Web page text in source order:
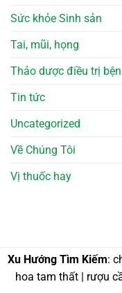
Sức khỏe Sinh sản
Tai, mũi, họng
Thảo dược điều trị
Tin tức
Uncategorized
Về Chúng Tôi
Vị thuốc hay
Xu Hướng Tìm Kiếm:
hoa tam thất | rượu